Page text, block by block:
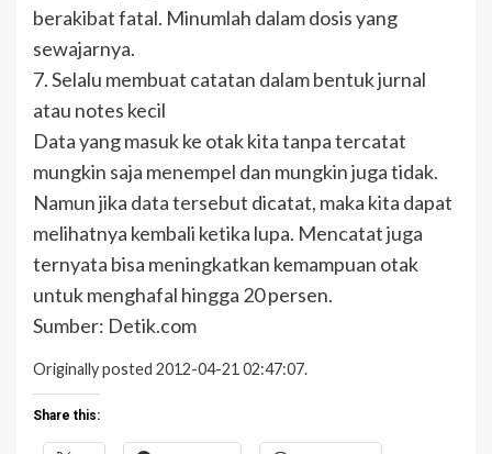
berakibat fatal. Minumlah dalam dosis yang
sewajarnya.
7. Selalu membuat catatan dalam bentuk jurnal
atau notes kecil
Data yang masuk ke otak kita tanpa tercatat
mungkin saja menempel dan mungkin juga tidak.
Namun jika data tersebut dicatat, maka kita dapat
melihatnya kembali ketika lupa. Mencatat juga
ternyata bisa meningkatkan kemampuan otak
untuk menghafal hingga 20 persen.
Sumber: Detik.com
Originally posted 2012-04-21 02:47:07.
Share this: